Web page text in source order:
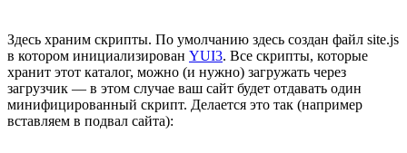
Здесь храним скрипты. По умолчанию здесь создан файл site.js
в котором инициализирован YUI3. Все скрипты, которые
хранит этот каталог, можно (и нужно) загружать через
загрузчик — в этом случае ваш сайт будет отдавать один
минифицированный скрипт. Делается это так (например
вставляем в подвал сайта):